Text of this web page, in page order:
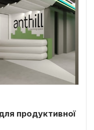
продуктивної